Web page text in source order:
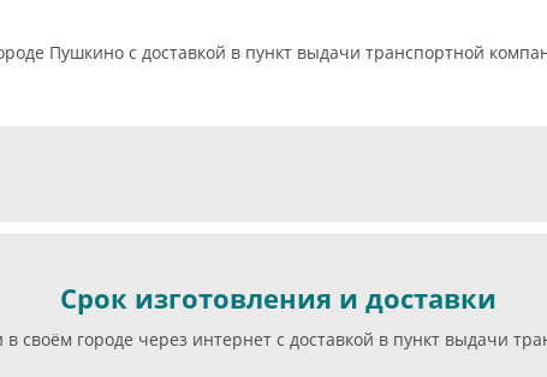
Пушкино с доставкой в пункт выдачи транспортной
Срок изготовления и доставки
в своём городе через интернет с доставкой в пункт выдачи